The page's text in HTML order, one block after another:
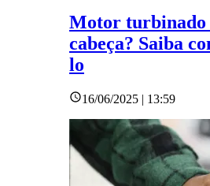
Motor turbinado
cabeça? Saiba
lo
16/06/2025 | 13:59